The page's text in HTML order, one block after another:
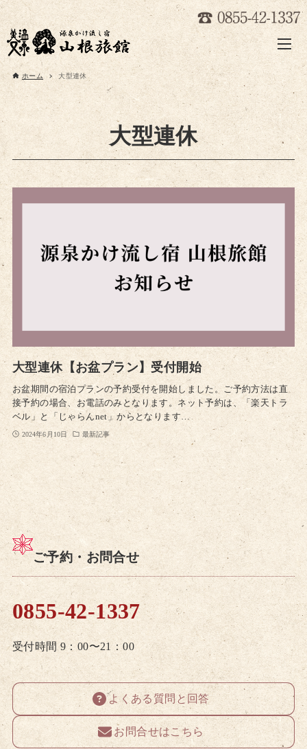
ホーム 大型連休
大型連休
大型連休【お盆プラン】受付開始
お盆期間の宿泊プランの予約受付を開始しました。ご予約方法は直
接予約の場合、お電話のみとなります。ネット予約は、「楽天トラ
ベル」と「じゃらんnet」からとなります…
2024年6月10日 最新記事
ご予約・お問合せ
0855-42-1337
受付時間 9：00〜21：00
よくある質問と回答
お問合せはこちら